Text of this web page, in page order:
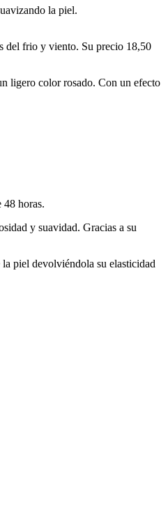
la piel.
del frio y viento. Su precio 18,50
ligero color rosado. Con un efecto
48 horas.
y suavidad. Gracias a su
piel devolviéndola su elasticidad